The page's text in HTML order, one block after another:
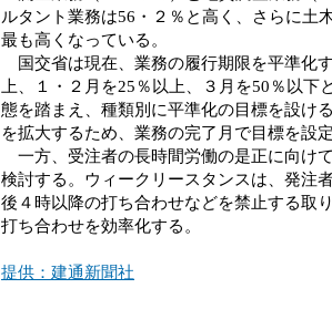
ルタント業務は56・２％と高く、さらに土
最も高くなっている。
国交省は現在、業務の履行期限を平準化
上、１・２月を25％以上、３月を50％以
態を踏まえ、種類別に平準化の目標を設け
を拡大するため、業務の完了月で目標を設
一方、受注者の長時間労働の是正に向け
検討する。ウィークリースタンスは、発注
後４時以降の打ち合わせなどを禁止する取
打ち合わせを効率化する。
提供：建通新聞社